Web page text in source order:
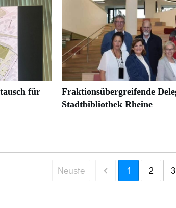
für
Fraktionsübergreifende
Stadtbibliothek Rheine
Neuste 1 2 3